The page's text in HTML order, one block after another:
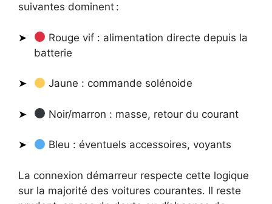
suivantes dominent :
Rouge vif : alimentation directe depuis la
batterie
Jaune : commande solénoide
Noir/marron : masse, retour du courant
Bleu : éventuels accessoires, voyants
La connexion démarreur respecte cette logique
sur la majorité des voitures courantes. Il reste